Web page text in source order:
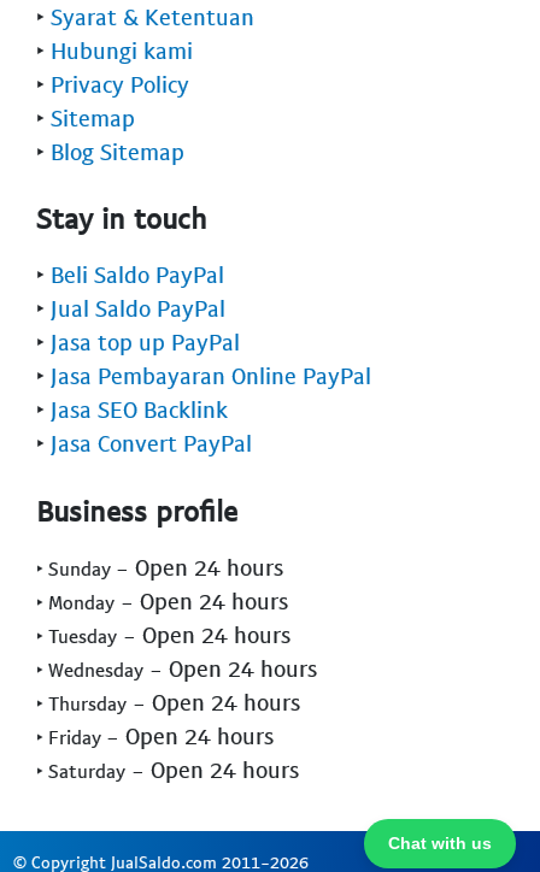
Chat with us
‣ Syarat & Ketentuan
‣ Hubungi kami
‣ Privacy Policy
‣ Sitemap
‣ Blog Sitemap
Stay in touch
‣ Beli Saldo PayPal
‣ Jual Saldo PayPal
‣ Jasa top up PayPal
‣ Jasa Pembayaran Online PayPal
‣ Jasa SEO Backlink
‣ Jasa Convert PayPal
Business profile
‣ Sunday - Open 24 hours
‣ Monday - Open 24 hours
‣ Tuesday - Open 24 hours
‣ Wednesday - Open 24 hours
‣ Thursday - Open 24 hours
‣ Friday - Open 24 hours
‣ Saturday - Open 24 hours
© Copyright JualSaldo.com 2011-2026